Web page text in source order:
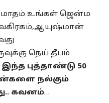
மாதம் உங்கள் ஜென்ம
நெய் தீபம்
புத்தாண்டு 50
நல்கும்
கவனம்…